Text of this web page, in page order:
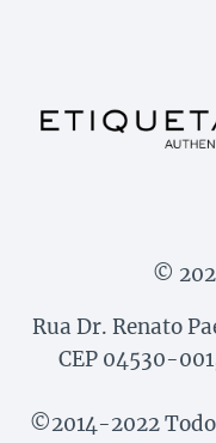
©
Rua Dr. Renato
CEP 04530-
©2014-2022